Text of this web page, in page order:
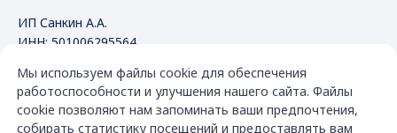
ИП Санкин А.А.
ИНН: 501006295564
Услуги
КОНТАКТЫ
Мы используем файлы cookie для обеспечения
работоспособности и улучшения нашего сайта. Файлы
cookie позволяют нам запоминать ваши предпочтения,
собирать статистику посещений и предоставлять вам